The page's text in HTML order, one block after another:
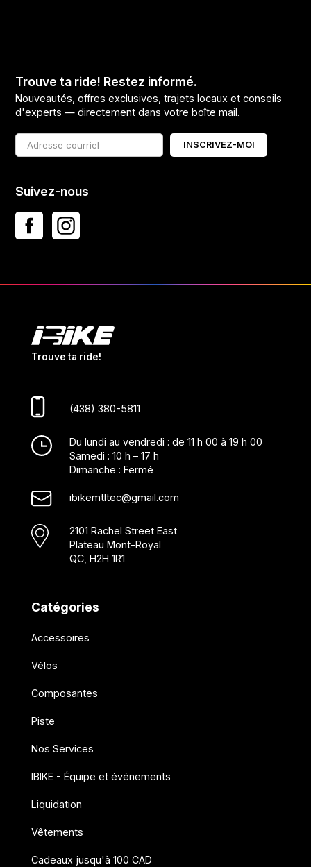
Trouve ta ride! Restez informé.
Nouveautés, offres exclusives, trajets locaux et conseils
d'experts — directement dans votre boîte mail.
INSCRIVEZ-MOI
Suivez-nous
Trouve ta ride!
(438) 380-5811
Du lundi au vendredi : de 11 h 00 à 19 h 00
Samedi : 10 h – 17 h
Dimanche : Fermé
ibikemtltec@gmail.com
2101 Rachel Street East
Plateau Mont-Royal
QC, H2H 1R1
Catégories
Accessoires
Vélos
Composantes
Piste
Nos Services
IBIKE - Équipe et événements
Liquidation
Vêtements
Cadeaux jusqu'à 100 CAD